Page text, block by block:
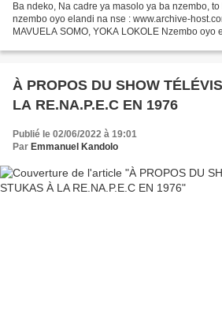
Ba ndeko, Na cadre ya masolo ya ba nzembo,
nzembo oyo elandi na nse : www.archive-
MAVUELA SOMO, YOKA LOKOLE Nzembo oyo
abomaki...
À PROPOS DU SHOW
LA RE.NA.P.E.C EN 1976
Publié le 02/06/2022 à 19:01
Par Emmanuel Kandolo